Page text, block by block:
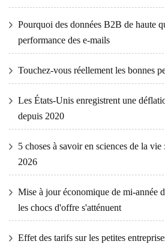
Pourquoi des données B2B de haute
performance des e-mails
Touchez-vous réellement les bonnes
Les États-Unis enregistrent une
depuis 2020
5 choses à savoir en sciences de la
2026
Mise à jour économique de mi-année
les chocs d'offre s'atténuent
Effet des tarifs sur les petites